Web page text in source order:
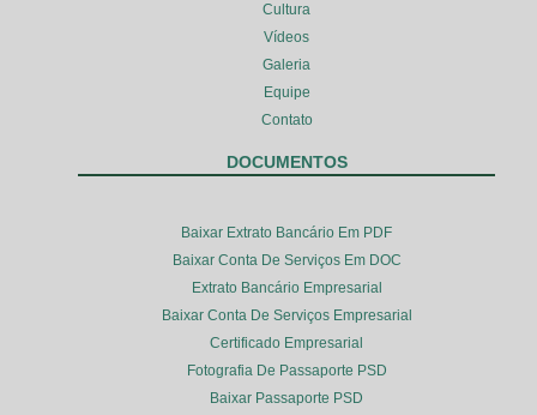
Cultura
Vídeos
Galeria
Equipe
Contato
DOCUMENTOS
Baixar Extrato Bancário Em PDF
Baixar Conta De Serviços Em DOC
Extrato Bancário Empresarial
Baixar Conta De Serviços Empresarial
Certificado Empresarial
Fotografia De Passaporte PSD
Baixar Passaporte PSD